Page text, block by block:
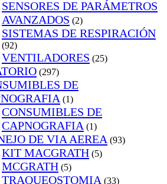
SENSORES DE PARÁMETROS
AVANZADOS (2)
SISTEMAS DE RESPIRACIÓN
(92)
VENTILADORES (25)
(297)
DE
(1)
CONSUMIBLES DE
CAPNOGRAFIA (1)
DE VIA AEREA (93)
KIT MACGRATH (5)
MCGRATH (5)
TRAQUEOSTOMIA (33)